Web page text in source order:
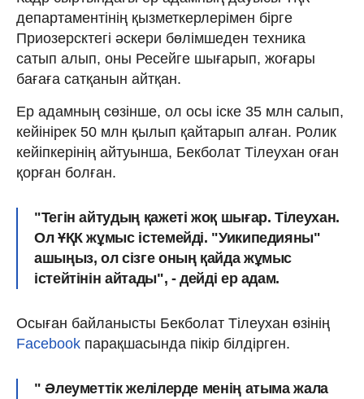
департаментінің қызметкерлерімен бірге
Приозерсктегі әскери бөлімшеден техника
сатып алып, оны Ресейге шығарып, жоғары
бағаға сатқанын айтқан.
Ер адамның сөзінше, ол осы іске 35 млн салып,
кейінірек 50 млн қылып қайтарып алған. Ролик
кейіпкерінің айтуынша, Бекболат Тілеухан оған
қорған болған.
"Тегін айтудың қажеті жоқ шығар. Тілеухан.
Ол ҰҚК жұмыс істемейді. "Уикипедияны"
ашыңыз, ол сізге оның қайда жұмыс
істейтінін айтады", - дейді ер адам.
Осыған байланысты Бекболат Тілеухан өзінің
Facebook парақшасында пікір білдірген.
" Әлеуметтік желілерде менің атыма жала